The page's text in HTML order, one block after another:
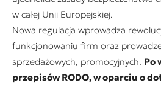
w całej Unii Europejskiej.
Nowa regulacja wprowadza
funkcjonowaniu firm oraz
sprzedażowych, promocyjnych. Po
przepisów RODO, w oparciu o